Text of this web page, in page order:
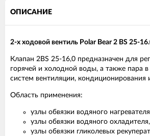
ОПИСАНИЕ
2-х ходовой вентиль Polar Bear 2 BS 25-
Клапан 2BS 25-16,0 предназначен для
горячей и холодной воды, а также пара
систем вентиляции, кондиционирования
Область применения:
узлы обвязки водяного
узлы обвязки водяного охладителя,
узлы обвязки гликолевых